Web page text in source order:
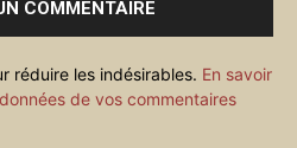
réduire les indésirables. En savoir
de vos commentaires